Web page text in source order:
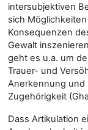
intersubjektiven
sich
Konsequenzen
Gewalt
geht es u.a. um
Trauer- und
Anerkennung und
Zugehörigkeit
Dass Artikulation